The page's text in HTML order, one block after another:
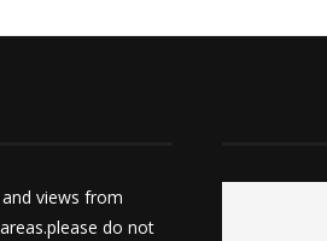
views from
do not